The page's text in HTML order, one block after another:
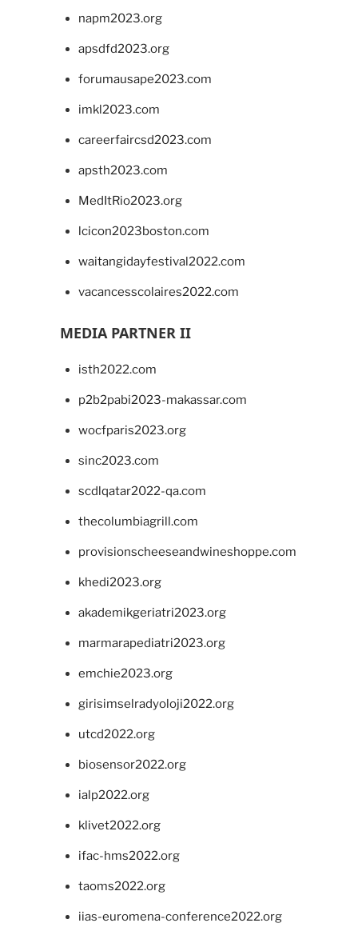
napm2023.org
apsdfd2023.org
forumausape2023.com
imkl2023.com
careerfaircsd2023.com
apsth2023.com
MedItRio2023.org
lcicon2023boston.com
waitangidayfestival2022.com
vacancesscolaires2022.com
MEDIA PARTNER II
isth2022.com
p2b2pabi2023-makassar.com
wocfparis2023.org
sinc2023.com
scdlqatar2022-qa.com
thecolumbiagrill.com
provisionscheeseandwineshoppe.com
khedi2023.org
akademikgeriatri2023.org
marmarapediatri2023.org
emchie2023.org
girisimselradyoloji2022.org
utcd2022.org
biosensor2022.org
ialp2022.org
klivet2022.org
ifac-hms2022.org
taoms2022.org
iias-euromena-conference2022.org